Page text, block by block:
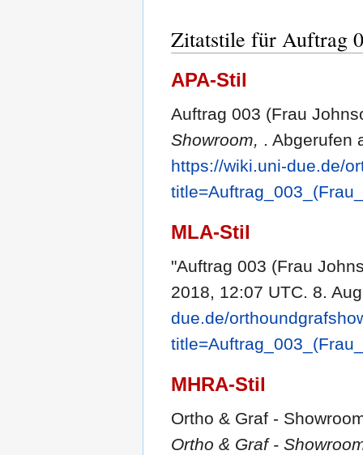
Zitatstile für Auftrag
APA-Stil
Auftrag 003 (Frau
Showroom, . Abgerufen
https://wiki.uni-due.de/
MLA-Stil
"Auftrag 003 (Frau
2018, 12:07 UTC. 8.
due.de/
MHRA-Stil
Ortho & Graf -
Ortho & Graf -